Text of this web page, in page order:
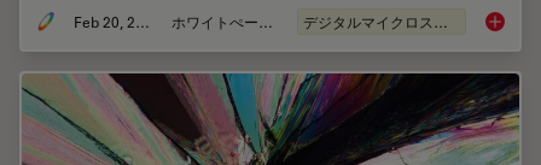
Feb 20, 2025 ホワイトぺーパー デジタルマイクロスコープ